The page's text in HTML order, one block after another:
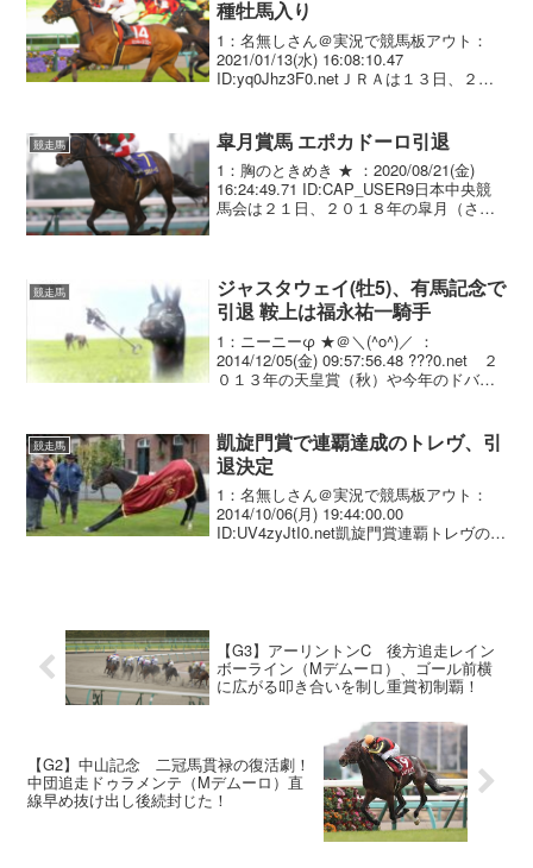
種牡馬入り
1：名無しさん＠実況で競馬板アウト：
2021/01/13(水) 16:08:10.47
ID:yq0Jhz3F0.netＪＲＡは１３日、２０
舎）の競走馬登録を同日付で抹...
競走馬 皐月賞馬 エポカドーロ引退
1：胸のときめき ★ ：2020/08/21(金)
16:24:49.71 ID:CAP_USER9日本中央競
馬会は２１日、２０１８年の皐月（さつ
競走馬
ジャスタウェイ(牡5)、有馬記念で
引退 鞍上は福永祐一騎手
1：ニーニーφ ★＠＼(^o^)／ ：
2014/12/05(金) 09:57:56.48 ???0.net ２
０１３年の天皇賞（秋）や今年のドバイ
須貝）が有馬記念（２８...
競走馬
凱旋門賞で連覇達成のトレヴ、引
退決定
1：名無しさん＠実況で競馬板アウト：
2014/10/06(月) 19:44:00.00
ID:UV4zyJtI0.net凱旋門賞連覇トレヴの電
【G3】アーリントンC 後方追走レイン
ボーライン（Mデムーロ）、ゴール前横
に広がる叩き合いを制し重賞初制覇！
【G2】中山記念 二冠馬貫禄の復活劇！
中団追走ドゥラメンテ（Mデムーロ）直
線早め抜け出し後続封じた！